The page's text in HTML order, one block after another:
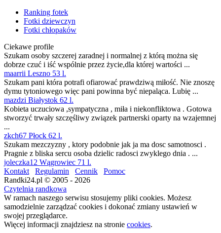
Ranking fotek
Fotki dziewczyn
Fotki chłopaków
Ciekawe profile
Szukam osoby szczerej zaradnej i normalnej z którą można się
dobrze czuć i iść wspólnie przez życie,dla której wartości ...
maarrii Leszno 53 l.
Szukam pani która potrafi ofiarować prawdziwą miłość. Nie znoszę
dymu tytoniowego więc pani powinna być niepaląca. Lubię ...
mazdzi Białystok 62 l.
Kobieta uczuciowa ,sympatyczna , miła i niekonfliktowa . Gotowa
stworzyć trwały szczęśliwy związek partnerski oparty na wzajemnej
...
zkch67 Płock 62 l.
Szukam mezczyzny , ktory podobnie jak ja ma dosc samotnosci .
Pragnie z bliska sercu osoba dzielic radosci zwyklego dnia . ...
joleczka12 Wągrowiec 71 l.
Kontakt
Regulamin Cennik
Pomoc
Randki24.pl © 2005 - 2026
Czytelnia randkowa
W ramach naszego serwisu stosujemy pliki cookies. Możesz
samodzielnie zarządzać cookies i dokonać zmiany ustawień w
swojej przeglądarce.
Więcej informacji znajdziesz na stronie cookies.